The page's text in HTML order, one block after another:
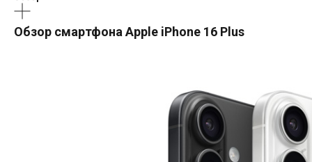
Обзор смартфона Apple iPhone 16 Plus